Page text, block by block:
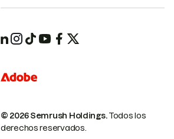
© 2026 Semrush Holdings.Todos los
derechos reservados.